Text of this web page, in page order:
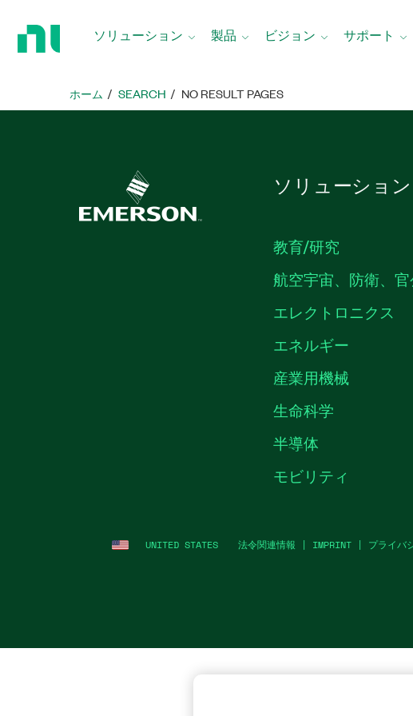
ソリューション 製品 ビジョン サポート
ホーム SEARCH NO RESULT PAGES
ソリューション
教育/研究
航空宇宙、防衛、
エレクトロニクス
エネルギー
産業用機械
生命科学
半導体
モビリティ
UNITED STATES 法令関連情報 | IMPRINT | プライバ